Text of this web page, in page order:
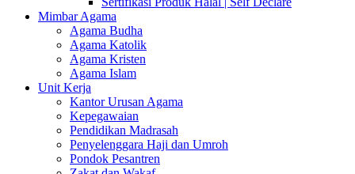
Mimbar Agama
Agama Budha
Agama Katolik
Agama Kristen
Agama Islam
Unit Kerja
Kantor Urusan Agama
Kepegawaian
Pendidikan Madrasah
Penyelenggara Haji dan Umroh
Pondok Pesantren